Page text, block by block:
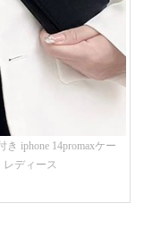
iphone 14promaxケー
レディース